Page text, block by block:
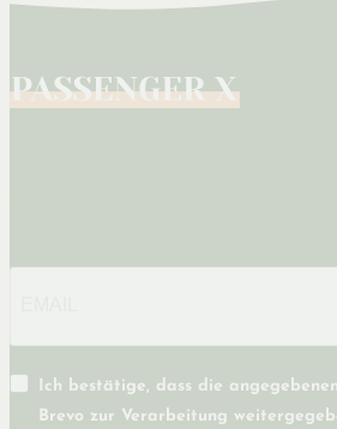
Ich bestätige, dass die
Brevo zur Verarbeitung